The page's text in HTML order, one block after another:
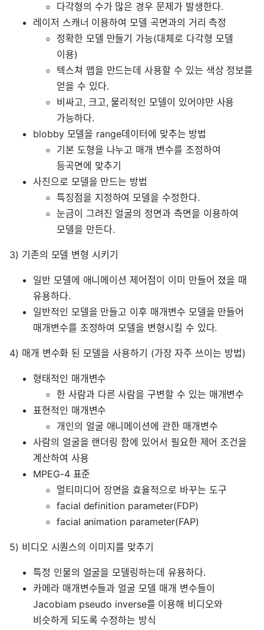
다각형의 수가 많은 경우 문제가 발생한다.
레이저 스캐너 이용하여 모델 곡면과의 거리 측정
정확한 모델 만들기 가능(대체로 다각형 모델
이용)
텍스쳐 맵을 만드는데 사용할 수 있는 색상 정보를
얻을 수 있다.
비싸고, 크고, 물리적인 모델이 있어야만 사용
가능하다.
blobby 모델을 range데이터에 맞추는 방법
기본 도형을 나누고 매개 변수를 조정하여
등곡면에 맞추기
사진으로 모델을 만드는 방법
특징점을 지정하여 모델을 수정한다.
눈금이 그려진 얼굴의 정면과 측면을 이용하여
모델을 만든다.
3) 기존의 모델 변형 시키기
일반 모델에 애니메이션 제어점이 이미 만들어 졌을 때
유용하다.
일반적인 모델을 만들고 이후 매개변수 모델을 만들어
매개변수를 조정하여 모델을 변형시킬 수 있다.
4) 매개 변수화 된 모델을 사용하기 (가장 자주 쓰이는 방법)
형태적인 매개변수
한 사람과 다른 사람을 구변할 수 있는 매개변수
표현적인 매개변수
개인의 얼굴 애니메이션에 관한 매개변수
사람의 얼굴을 랜더링 함에 있어서 필요한 제어 조건을
계산하여 사용
MPEG-4 표준
멀티미디어 장면을 효율적으로 바꾸는 도구
facial definition parameter(FDP)
facial animation parameter(FAP)
5) 비디오 시퀀스의 이미지를 맞추기
특정 인물의 얼굴을 모델링하는데 유용하다.
카메라 매개변수들과 얼굴 모델 매개 변수들이
Jacobiam pseudo inverse를 이용해 비디오와
비슷하게 되도록 수정하는 방식